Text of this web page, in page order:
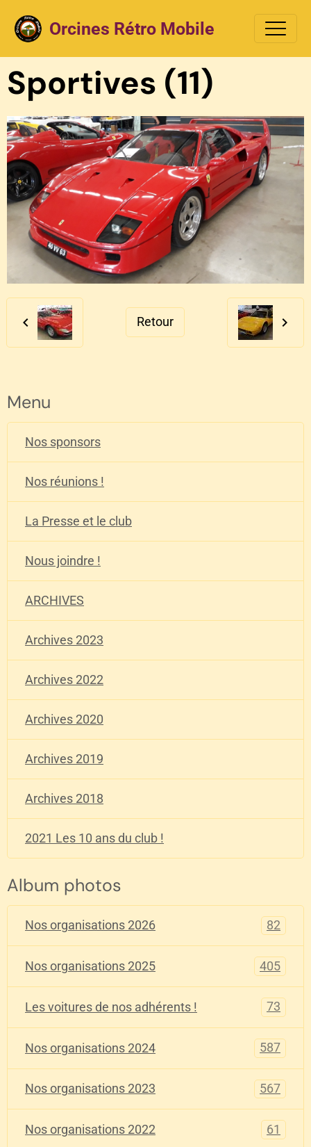
Orcines Rétro Mobile
Sportives (11)
Retour
Menu
Nos sponsors
Nos réunions !
La Presse et le club
Nous joindre !
ARCHIVES
Archives 2023
Archives 2022
Archives 2020
Archives 2019
Archives 2018
2021 Les 10 ans du club !
Album photos
Nos organisations 2026 82
Nos organisations 2025 405
Les voitures de nos adhérents ! 73
Nos organisations 2024 587
Nos organisations 2023 567
Nos organisations 2022 61